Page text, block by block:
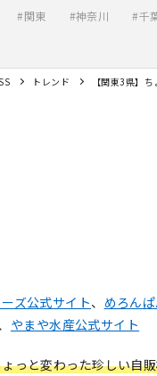
関東 神奈川
千
トレンド 【関東3県】
ズ公式サイト、 めろん
やまや水産公式サイト
っと変わった珍しい自